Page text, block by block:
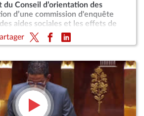
Conseil d’orientation des
d’une commission d'enquête
aides sociales et les effets de
travail engendrés par leur cumul